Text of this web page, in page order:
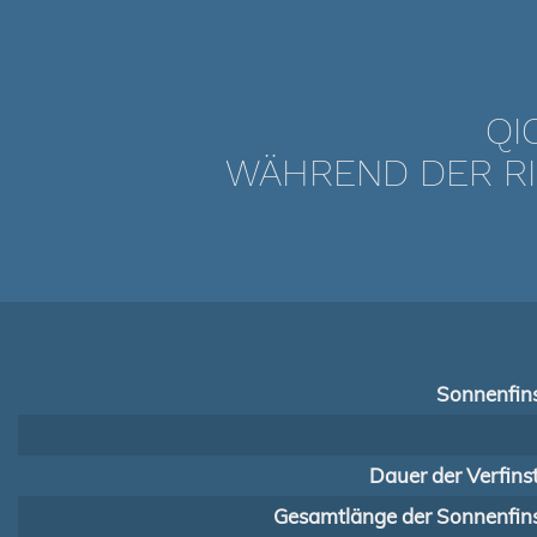
WÄHREND DER
Dauer der
Gesamtlänge der